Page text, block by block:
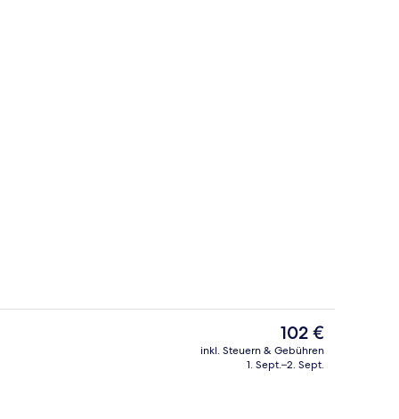
Zweibettzimmer, Blick auf die Anlage
Der
aktuelle
Preis
102 €
inkl. Steuern & Gebühren
1. Sept.–2. Sept.